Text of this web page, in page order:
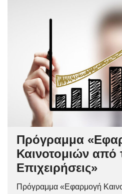
Πρόγραμμα
Καινοτομιών από
Επιχειρήσεις»
Πρόγραμμα «Εφαρμογή